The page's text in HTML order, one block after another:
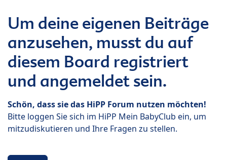
Um deine eigenen Beiträge
anzusehen, musst du auf
diesem Board registriert
und angemeldet sein.
Schön, dass sie das HiPP Forum nutzen möchten!
Bitte loggen Sie sich im HiPP Mein BabyClub ein, um
mitzudiskutieren und Ihre Fragen zu stellen.